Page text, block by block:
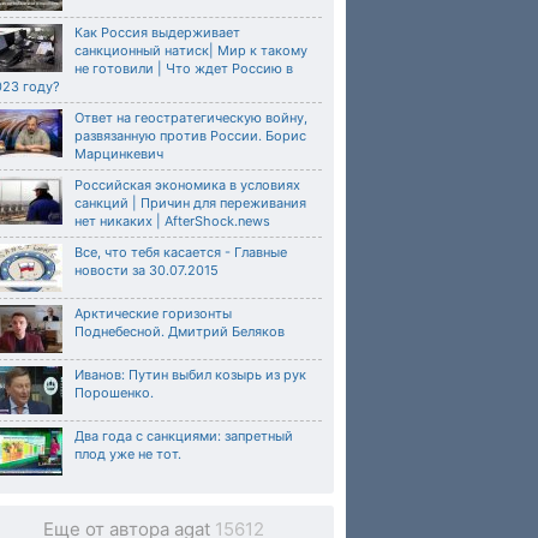
Как Россия выдерживает
санкционный натиск| Мир к такому
не готовили | Что ждет Россию в
году?
Ответ на геостратегическую войну,
развязанную против России. Борис
Марцинкевич
Российская экономика в условиях
санкций | Причин для переживания
нет никаких | AfterShock.news
Все, что тебя касается - Главные
новости за 30.07.2015
Арктические горизонты
Поднебесной. Дмитрий Беляков
Иванов: Путин выбил козырь из рук
Порошенко.
Два года с санкциями: запретный
плод уже не тот.
Еще от автора agat 15612